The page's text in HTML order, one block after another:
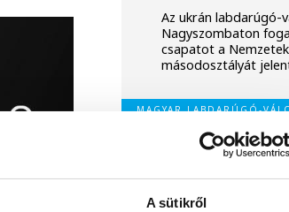
A sütikről
Az ukrán labdarúgó-
Nagyszombaton
csapatot a
másodosztályát
MAGYAR LABDARÚGÓ-
FIFA-
helyet
válogatott,